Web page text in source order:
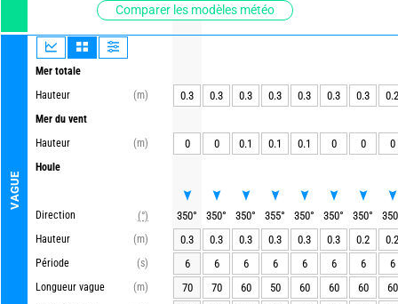
Comparer les modèles météo
VAGUE
Mer totale
Hauteur
(m)
Mer du vent
Hauteur
(m)
Houle
Direction
(°)
Hauteur
(m)
Période
(s)
Longueur vague
(m)
0.3 0.3 0.3 0.3 0.3 0.3 0.3 0.2
0 0 0.1 0.1 0.1 0 0 0
350° 350° 350° 355° 350° 350° 350°
350
0.3
0.3 0.3 0.3 0.3 0.3 0.2
0.2
6
6 6 6 6 6 6
6
70
70 60 50 60 60 60
60